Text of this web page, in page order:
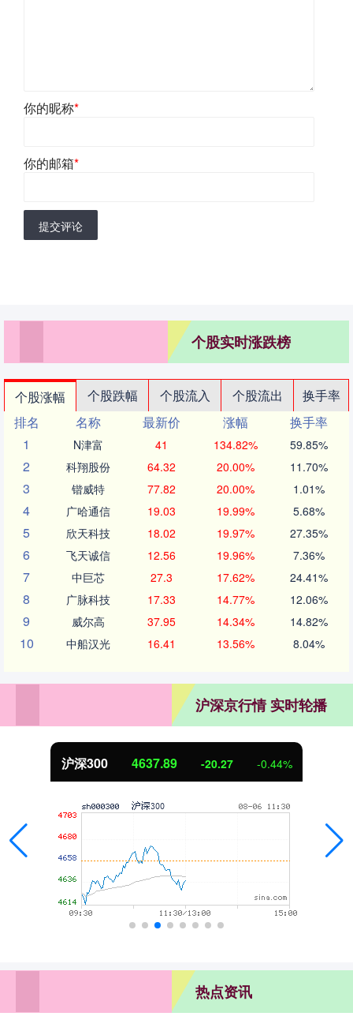
你的昵称*
你的邮箱*
提交评论
个股实时涨跌榜
个股涨幅 个股跌幅 个股流入 个股流出
换手率
排名
名称 最新价 涨幅
换手率
1
N津富 41 134.82% 59.85%
2 科翔股份 64.32 20.00% 11.70%
3 锴威特 77.82 20.00% 1.01%
4 广哈通信 19.03 19.99% 5.68%
5 欣天科技 18.02 19.97% 27.35%
6 飞天诚信 12.56 19.96% 7.36%
7 中巨芯 27.3 17.62% 24.41%
8 广脉科技 17.33 14.77% 12.06%
9 威尔高 37.95 14.34% 14.82%
10 中船汉光 16.41 13.56% 8.04%
沪深京行情 实时轮播
北证50 1115.17 -4.29 -0.38%
热点资讯